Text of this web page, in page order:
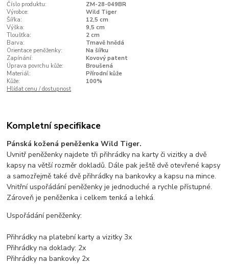
Číslo produktu:
ZM-28-049BR
Výrobce:
Wild Tiger
Šířka:
12,5 cm
Výška:
9,5 cm
Tloušťka:
2 cm
Barva:
Tmavě hnědá
Orientace peněženky:
Na šířku
Zapínání:
Kovový patent
Úprava povrchu kůže:
Broušená
Materiál:
Přírodní kůže
Kůže:
100%
Hlídat cenu / dostupnost
Kompletní specifikace
Pánská kožená peněženka Wild Tiger.
Uvnitř peněženky najdete tři přihrádky na karty či vizitky a dvě
kapsy na větší rozměr dokladů. Dále pak ještě dvě otevřené kapsy
a samozřejmě také dvě přihrádky na bankovky a kapsu na mince.
Vnitřní uspořádání peněženky je jednoduché a rychle přístupné.
Zároveň je peněženka i celkem tenká a lehká.
Uspořádání peněženky:
Přihrádky na platební karty a vizitky 3x
Přihrádky na doklady: 2x
Přihrádky na bankovky 2x